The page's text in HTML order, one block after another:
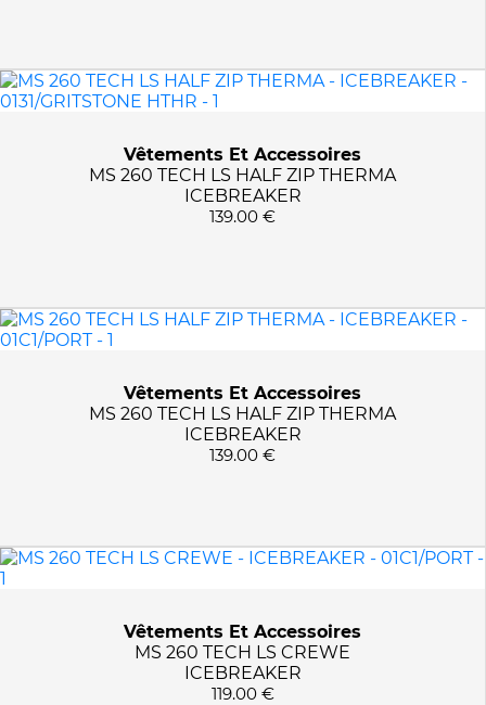
Vêtements Et Accessoires
MS 260 TECH LS HALF ZIP THERMA
ICEBREAKER
139.00 €
Vêtements Et Accessoires
MS 260 TECH LS HALF ZIP THERMA
ICEBREAKER
139.00 €
Vêtements Et Accessoires
MS 260 TECH LS CREWE
ICEBREAKER
119.00 €